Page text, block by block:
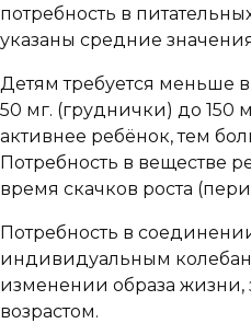
потребность в
указаны средние
Детям требуется меньше
50 мг. (груднички) до 150
активнее ребёнок, тем
Потребность в веществе
время скачков роста
Потребность в
индивидуальным
изменении образа жизни,
возрастом.